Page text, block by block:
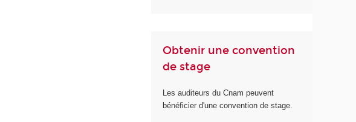
Obtenir une convention
de stage
Les auditeurs du Cnam peuvent
bénéficier d'une convention de stage.